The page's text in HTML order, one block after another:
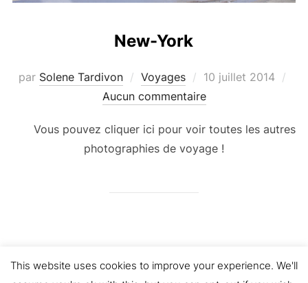
New-York
par Solene Tardivon Voyages
Publié
le
10 juillet 2014
Aucun commentaire
Vous pouvez cliquer ici pour voir toutes les autres
photographies de voyage !
Politique de confidentialité
Propulsé par WordPress
This website uses cookies to improve your experience. We'll